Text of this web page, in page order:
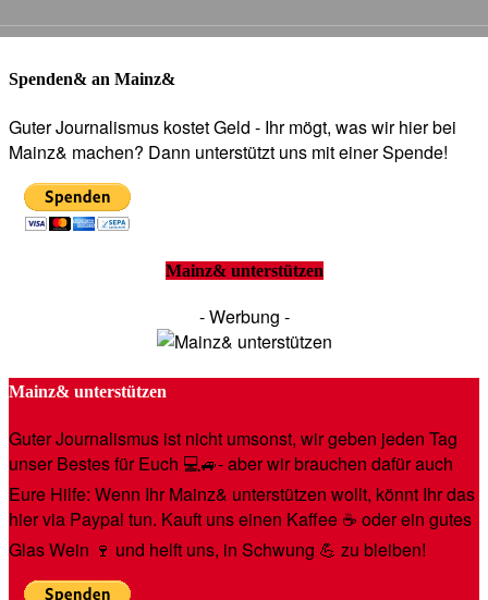
Spenden& an Mainz&
Guter Journalismus kostet Geld - Ihr mögt, was wir hier bei
Mainz& machen? Dann unterstützt uns mit einer Spende!
Mainz& unterstützen
- Werbung -
Mainz& unterstützen
Guter Journalismus ist nicht umsonst, wir geben jeden Tag
unser Bestes für Euch 💻🚙- aber wir brauchen dafür auch
Eure Hilfe: Wenn Ihr Mainz& unterstützen wollt, könnt Ihr das
hier via Paypal tun. Kauft uns einen Kaffee ☕️ oder ein gutes
Glas Wein 🍷 und helft uns, in Schwung 💪 zu bleiben!